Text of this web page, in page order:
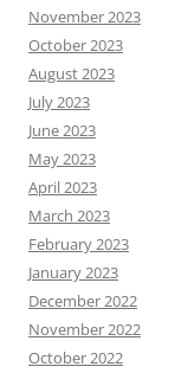
November 2023
October 2023
August 2023
July 2023
June 2023
May 2023
April 2023
March 2023
February 2023
January 2023
December 2022
November 2022
October 2022